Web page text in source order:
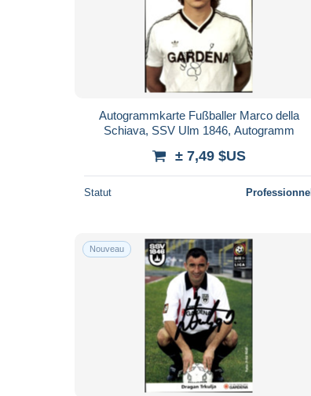
Autogrammkarte Fußballer Marco della
Schiava, SSV Ulm 1846, Autogramm
± 7,49 $US
Statut Professionnel
Nouveau